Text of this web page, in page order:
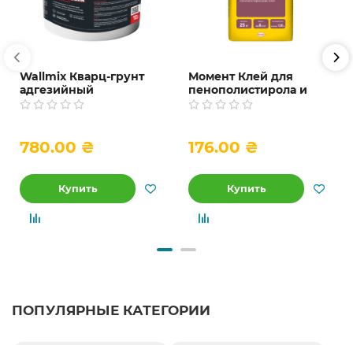
Wallmix Кварц-грунт
адгезийный
акриловый, 10 л
780.00 ₴
Купить
Момент Клей для
пенополистирола и
пенопласта, 25 кг
176.00 ₴
Купить
ПОПУЛЯРНЫЕ КАТЕГОРИИ